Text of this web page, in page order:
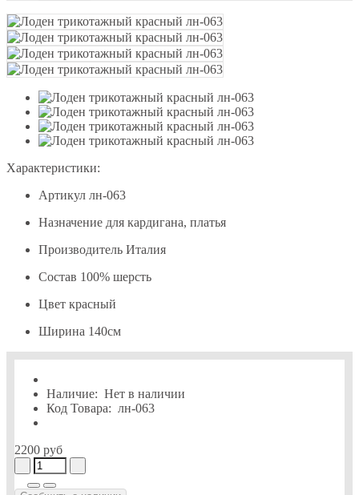
Характеристики:
Артикул лн-063
Назначение для кардигана, платья
Производитель Италия
Состав 100% шерсть
Цвет красный
Ширина 140см
Наличие: Нет в наличии
Код Товара: лн-063
2200 руб